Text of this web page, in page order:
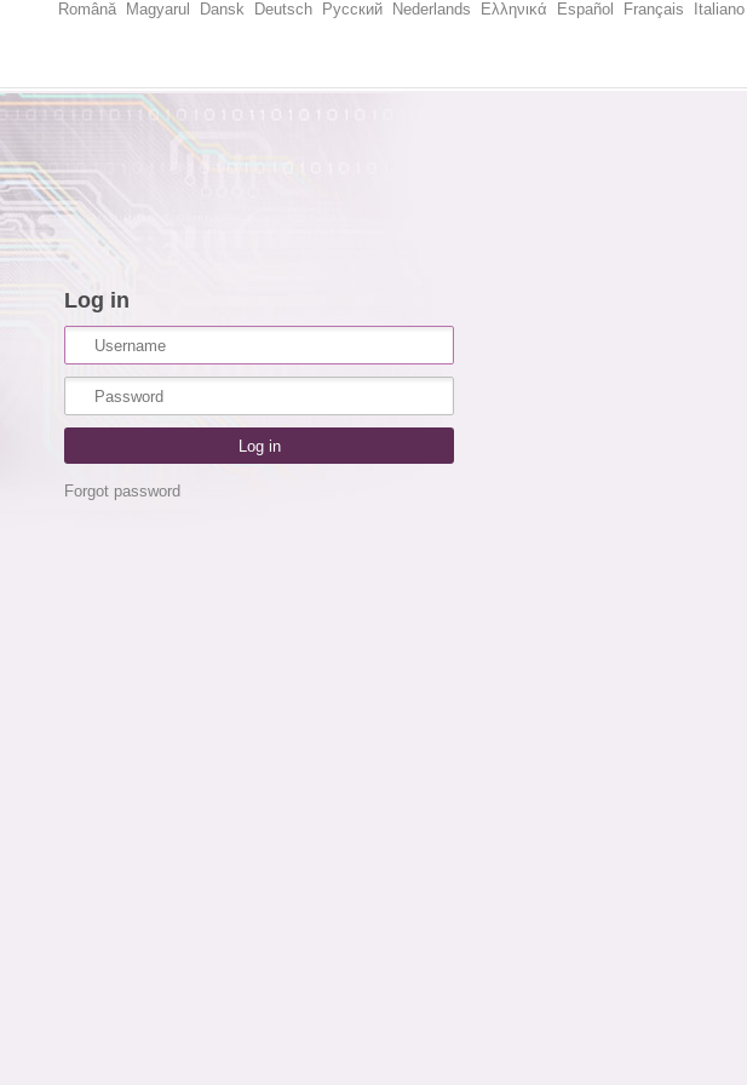
Română Magyarul Dansk Deutsch Русский Nederlands Ελληνικά Español Français Italiano
Log in
Forgot password